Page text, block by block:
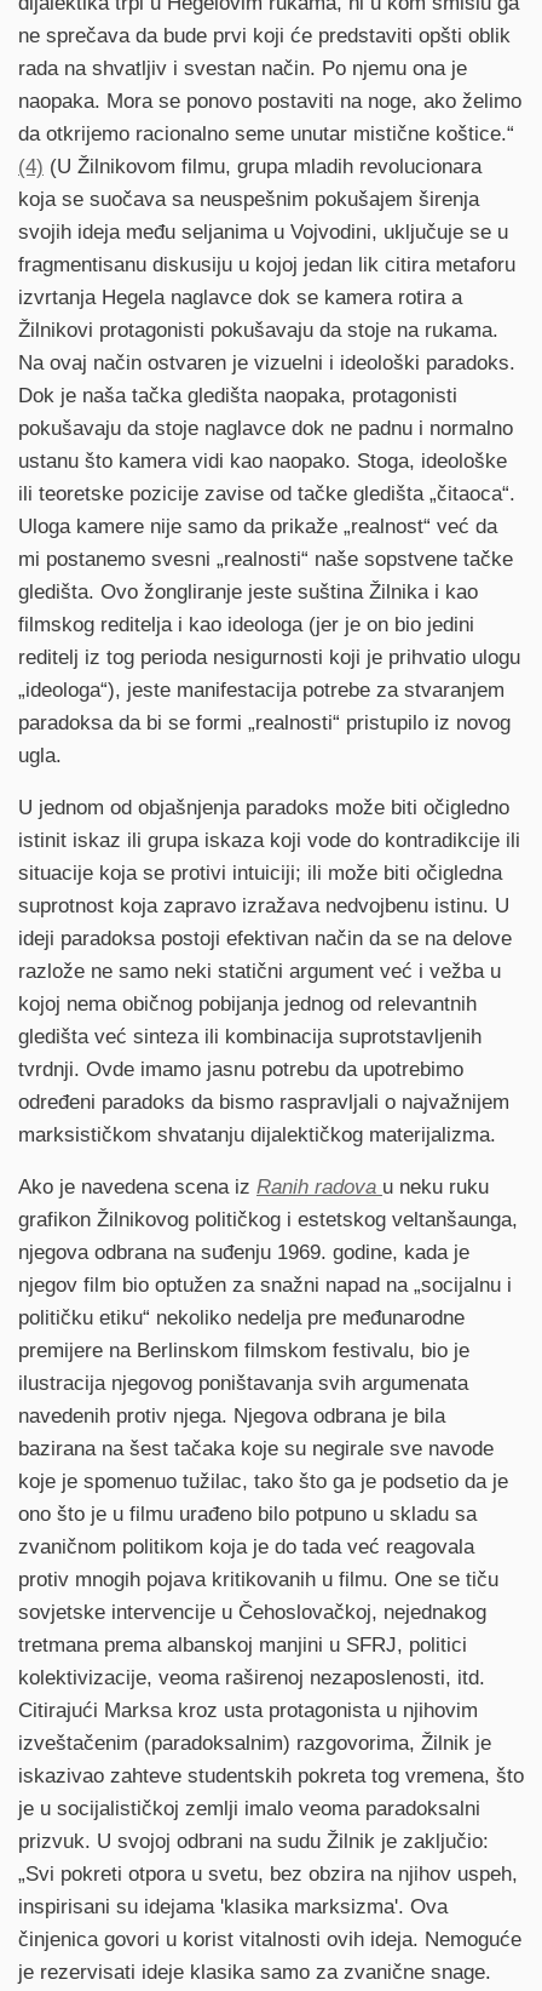
ne sprečava da bude prvi koji će predstaviti opšti oblik
rada na shvatljiv i svestan način. Po njemu ona je
naopaka. Mora se ponovo postaviti na noge, ako želimo
da otkrijemo racionalno seme unutar mistične koštice.“
(4) (U Žilnikovom filmu, grupa mladih revolucionara
koja se suočava sa neuspešnim pokušajem širenja
svojih ideja među seljanima u Vojvodini, uključuje se u
fragmentisanu diskusiju u kojoj jedan lik citira metaforu
izvrtanja Hegela naglavce dok se kamera rotira a
Žilnikovi protagonisti pokušavaju da stoje na rukama.
Na ovaj način ostvaren je vizuelni i ideološki paradoks.
Dok je naša tačka gledišta naopaka, protagonisti
pokušavaju da stoje naglavce dok ne padnu i normalno
ustanu što kamera vidi kao naopako. Stoga, ideološke
ili teoretske pozicije zavise od tačke gledišta „čitaoca“.
Uloga kamere nije samo da prikaže „realnost“ već da
mi postanemo svesni „realnosti“ naše sopstvene tačke
gledišta. Ovo žongliranje jeste suština Žilnika i kao
filmskog reditelja i kao ideologa (jer je on bio jedini
reditelj iz tog perioda nesigurnosti koji je prihvatio ulogu
„ideologa“), jeste manifestacija potrebe za stvaranjem
paradoksa da bi se formi „realnosti“ pristupilo iz novog
ugla.
U jednom od objašnjenja paradoks može biti očigledno
istinit iskaz ili grupa iskaza koji vode do kontradikcije ili
situacije koja se protivi intuiciji; ili može biti očigledna
suprotnost koja zapravo izražava nedvojbenu istinu. U
ideji paradoksa postoji efektivan način da se na delove
razlože ne samo neki statični argument već i vežba u
kojoj nema običnog pobijanja jednog od relevantnih
gledišta već sinteza ili kombinacija suprotstavljenih
tvrdnji. Ovde imamo jasnu potrebu da upotrebimo
određeni paradoks da bismo raspravljali o najvažnijem
marksističkom shvatanju dijalektičkog materijalizma.
Ako je navedena scena iz Ranih radova u neku ruku
grafikon Žilnikovog političkog i estetskog veltanšaunga,
njegova odbrana na suđenju 1969. godine, kada je
njegov film bio optužen za snažni napad na „socijalnu i
političku etiku“ nekoliko nedelja pre međunarodne
premijere na Berlinskom filmskom festivalu, bio je
ilustracija njegovog poništavanja svih argumenata
navedenih protiv njega. Njegova odbrana je bila
bazirana na šest tačaka koje su negirale sve navode
koje je spomenuo tužilac, tako što ga je podsetio da je
ono što je u filmu urađeno bilo potpuno u skladu sa
zvaničnom politikom koja je do tada već reagovala
protiv mnogih pojava kritikovanih u filmu. One se tiču
sovjetske intervencije u Čehoslovačkoj, nejednakog
tretmana prema albanskoj manjini u SFRJ, politici
kolektivizacije, veoma raširenoj nezaposlenosti, itd.
Citirajući Marksa kroz usta protagonista u njihovim
izveštačenim (paradoksalnim) razgovorima, Žilnik je
iskazivao zahteve studentskih pokreta tog vremena, što
je u socijalističkoj zemlji imalo veoma paradoksalni
prizvuk. U svojoj odbrani na sudu Žilnik je zaključio:
„Svi pokreti otpora u svetu, bez obzira na njihov uspeh,
inspirisani su idejama 'klasika marksizma'. Ova
činjenica govori u korist vitalnosti ovih ideja. Nemoguće
je rezervisati ideje klasika samo za zvanične snage.